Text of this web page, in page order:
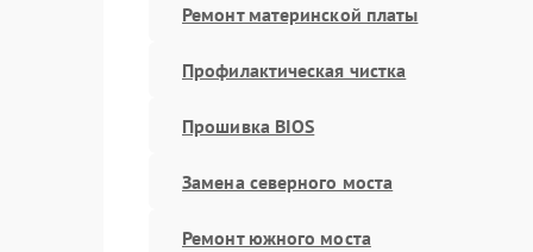
Ремонт материнской платы
Профилактическая чистка
Прошивка BIOS
Замена северного моста
Ремонт южного моста